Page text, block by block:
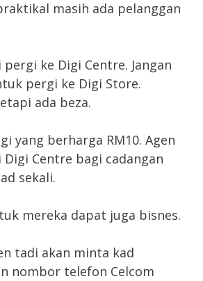
masih ada pelanggan
ke Digi Centre. Jangan
pergi ke Digi Store.
ada beza.
yang berharga RM10. Agen
Centre bagi cadangan
sekali.
mereka dapat juga bisnes.
tadi akan minta kad
nombor telefon Celcom